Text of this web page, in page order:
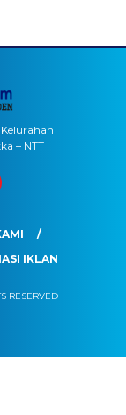
– NTT
IKLAN
RESERVED